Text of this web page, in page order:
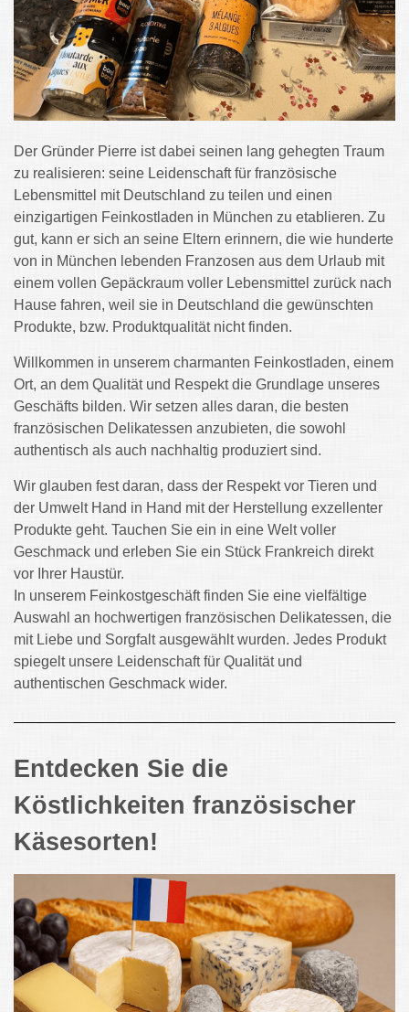
Der Gründer Pierre ist dabei seinen lang gehegten Traum
zu realisieren: seine Leidenschaft für französische
Lebensmittel mit Deutschland zu teilen und einen
einzigartigen Feinkostladen in München zu etablieren. Zu
gut, kann er sich an seine Eltern erinnern, die wie hunderte
von in München lebenden Franzosen aus dem Urlaub mit
einem vollen Gepäckraum voller Lebensmittel zurück nach
Hause fahren, weil sie in Deutschland die gewünschten
Produkte, bzw. Produktqualität nicht finden.
Willkommen in unserem charmanten Feinkostladen, einem
Ort, an dem Qualität und Respekt die Grundlage unseres
Geschäfts bilden. Wir setzen alles daran, die besten
französischen Delikatessen anzubieten, die sowohl
authentisch als auch nachhaltig produziert sind.
Wir glauben fest daran, dass der Respekt vor Tieren und
der Umwelt Hand in Hand mit der Herstellung exzellenter
Produkte geht. Tauchen Sie ein in eine Welt voller
Geschmack und erleben Sie ein Stück Frankreich direkt
vor Ihrer Haustür.
In unserem Feinkostgeschäft finden Sie eine vielfältige
Auswahl an hochwertigen französischen Delikatessen, die
mit Liebe und Sorgfalt ausgewählt wurden. Jedes Produkt
spiegelt unsere Leidenschaft für Qualität und
authentischen Geschmack wider.
Entdecken Sie die
Köstlichkeiten französischer
Käsesorten!